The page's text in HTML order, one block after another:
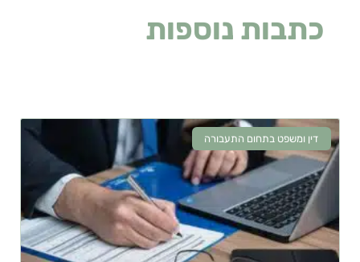
כתבות נוספות
דין ומשפט בתחום התעבורה